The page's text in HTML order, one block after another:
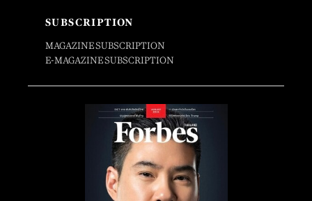
SUBSCRIPTION
MAGAZINE SUBSCRIPTION
E-MAGAZINE SUBSCRIPTION